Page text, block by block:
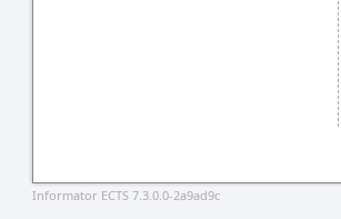
Informator ECTS 7.3.0.0-2a9ad9c